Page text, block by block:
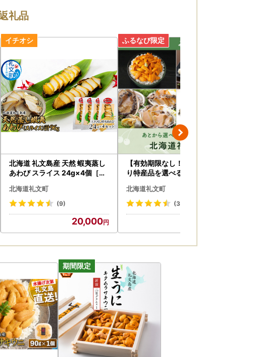
礼品
北海道 礼文島産 天然 蝦夷蒸し
あわび スライス 24g×4個［野
しあわび 天然 蝦夷あわび 珍味
おつまみ 海鮮 貝 】
北海道礼文町
(9)
20,000
【有効期限なし！後からゆっく
り特産品を選べる】北海道礼文
北海道礼文町
(30)